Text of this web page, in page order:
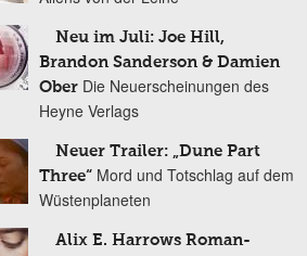
Neu im Juli: Joe Hill,
Brandon Sanderson & Damien
Ober Die Neuerscheinungen des
Heyne Verlags
Neuer Trailer: „Dune Part
Three“ Mord und Totschlag auf dem
Wüstenplaneten
Alix E. Harrows Roman-